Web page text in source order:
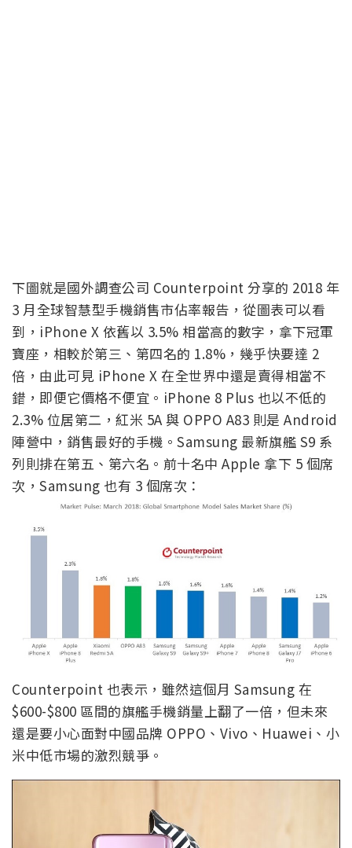
下圖就是國外調查公司 Counterpoint 分享的 2018 年
3 月全球智慧型手機銷售市佔率報告，從圖表可以看
到，iPhone X 依舊以 3.5% 相當高的數字，拿下冠軍
寶座，相較於第三、第四名的 1.8%，幾乎快要達 2
倍，由此可見 iPhone X 在全世界中還是賣得相當不
錯，即便它價格不便宜。iPhone 8 Plus 也以不低的
2.3% 位居第二，紅米 5A 與 OPPO A83 則是 Android
陣營中，銷售最好的手機。Samsung 最新旗艦 S9 系
列則排在第五、第六名。前十名中 Apple 拿下 5 個席
次，Samsung 也有 3 個席次：
Counterpoint 也表示，雖然這個月 Samsung 在
$600-$800 區間的旗艦手機銷量上翻了一倍，但未來
還是要小心面對中國品牌 OPPO、Vivo、Huawei、小
米中低市場的激烈競爭。